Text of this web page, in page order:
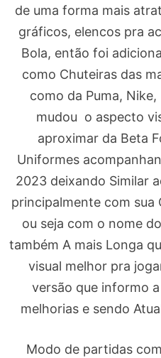
de uma forma mais
gráficos, elencos pra
Bola, então foi
como Chuteiras das
como da Puma,
mudou o aspecto
aproximar da Beta
Uniformes
2023 deixando Similar
principalmente com sua
ou seja com o nome
também A mais Longa
visual melhor pra
versão que informo
melhorias e sendo
Modo de partidas